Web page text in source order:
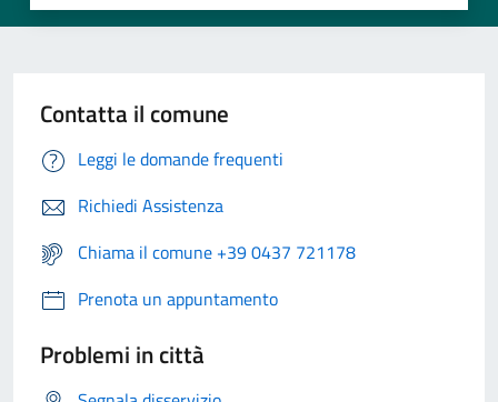
Contatta il comune
Leggi le domande frequenti
Richiedi Assistenza
Chiama il comune +39 0437 721178
Prenota un appuntamento
Problemi in città